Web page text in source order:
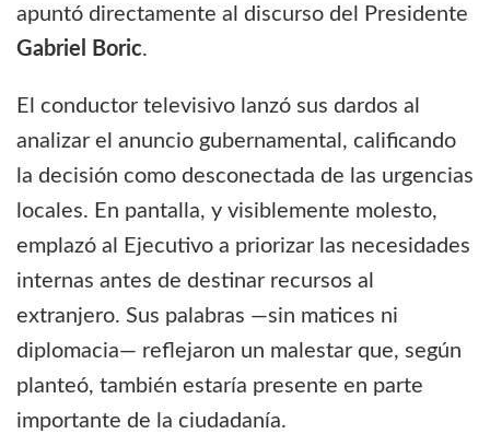
apuntó directamente al discurso del Presidente
Gabriel Boric.
El conductor televisivo lanzó sus dardos al
analizar el anuncio gubernamental, calificando
la decisión como desconectada de las urgencias
locales. En pantalla, y visiblemente molesto,
emplazó al Ejecutivo a priorizar las necesidades
internas antes de destinar recursos al
extranjero. Sus palabras —sin matices ni
diplomacia— reflejaron un malestar que, según
planteó, también estaría presente en parte
importante de la ciudadanía.